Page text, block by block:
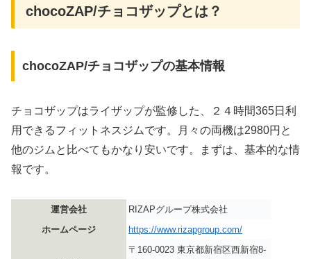
chocoZAP/チョコザップとは？
chocoZAP/チョコザップの基本情報
チョコザップはライザップが監修した、２４時間365日利
用できるフィットネスジムです。月々の両機は2980円と
他のジムと比べてもかなり安いです。まずは、基本的な情
報です。
運営会社
RIZAPグループ株式会社
ホームページ
https://www.rizapgroup.com/
〒160-0023 東京都新宿区西新宿8-